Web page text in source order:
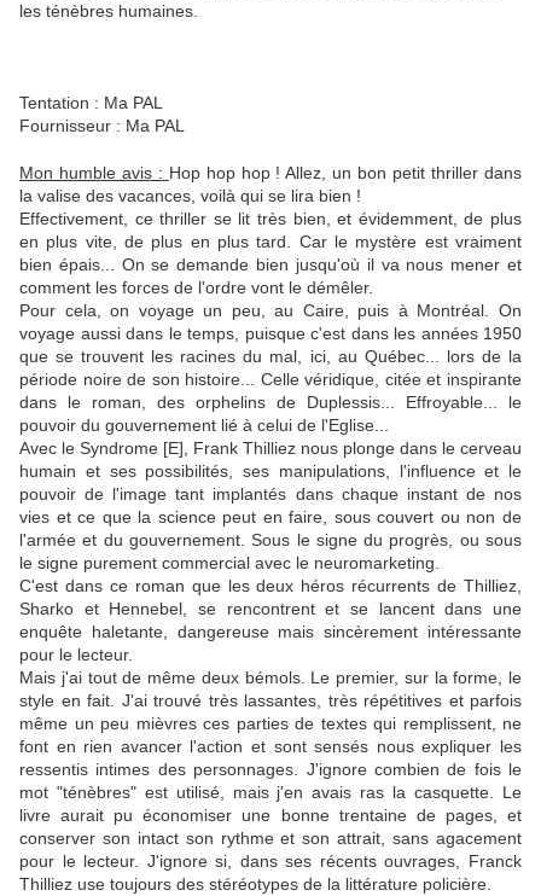
les ténèbres humaines.
Tentation : Ma PAL
Fournisseur : Ma PAL
Mon humble avis : Hop hop hop ! Allez, un bon petit thriller dans
la valise des vacances, voilà qui se lira bien !
Effectivement, ce thriller se lit très bien, et évidemment, de plus
en plus vite, de plus en plus tard. Car le mystère est vraiment
bien épais... On se demande bien jusqu'où il va nous mener et
comment les forces de l'ordre vont le démêler.
Pour cela, on voyage un peu, au Caire, puis à Montréal. On
voyage aussi dans le temps, puisque c'est dans les années 1950
que se trouvent les racines du mal, ici, au Québec... lors de la
période noire de son histoire... Celle véridique, citée et inspirante
dans le roman, des orphelins de Duplessis... Effroyable... le
pouvoir du gouvernement lié à celui de l'Eglise...
Avec le Syndrome [E], Frank Thilliez nous plonge dans le cerveau
humain et ses possibilités, ses manipulations, l'influence et le
pouvoir de l'image tant implantés dans chaque instant de nos
vies et ce que la science peut en faire, sous couvert ou non de
l'armée et du gouvernement. Sous le signe du progrès, ou sous
le signe purement commercial avec le neuromarketing.
C'est dans ce roman que les deux héros récurrents de Thilliez,
Sharko et Hennebel, se rencontrent et se lancent dans une
enquête haletante, dangereuse mais sincèrement intéressante
pour le lecteur.
Mais j'ai tout de même deux bémols. Le premier, sur la forme, le
style en fait. J'ai trouvé très lassantes, très répétitives et parfois
même un peu mièvres ces parties de textes qui remplissent, ne
font en rien avancer l'action et sont sensés nous expliquer les
ressentis intimes des personnages. J'ignore combien de fois le
mot "ténèbres" est utilisé, mais j'en avais ras la casquette. Le
livre aurait pu économiser une bonne trentaine de pages, et
conserver son intact son rythme et son attrait, sans agacement
pour le lecteur. J'ignore si, dans ses récents ouvrages, Franck
Thilliez use toujours des stéréotypes de la littérature policière.